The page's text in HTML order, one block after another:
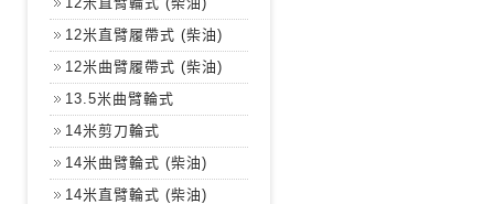
12米直臂履帶式 (柴油)
12米曲臂履帶式 (柴油)
13.5米曲臂輪式
14米剪刀輪式
14米曲臂輪式 (柴油)
14米直臂輪式 (柴油)